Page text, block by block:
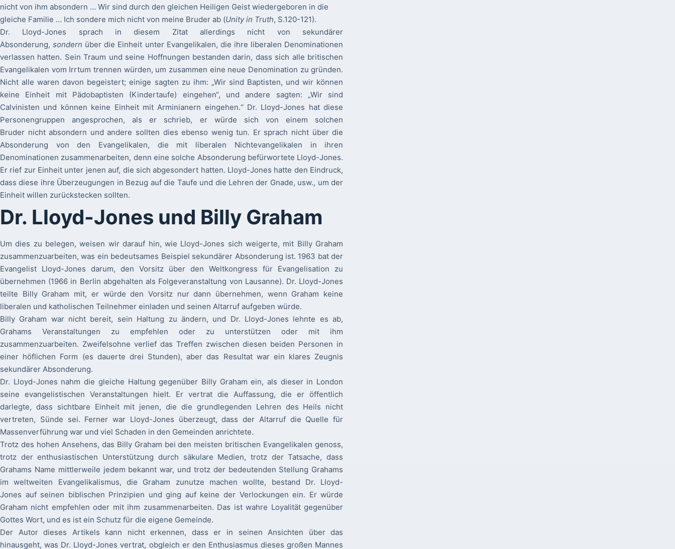
nicht von ihm absondern … Wir sind durch den gleichen Heiligen Geist wiedergeboren in die
gleiche Familie … Ich sondere mich nicht von meine Bruder ab (Unity in Truth, S.120-121).
Dr. Lloyd-Jones sprach in diesem Zitat allerdings nicht von sekundärer
Absonderung,sondern über die Einheit unter Evangelikalen, die ihre liberalen Denominationen
verlassen hatten. Sein Traum und seine Hoffnungen bestanden darin, dass sich alle britischen
Evangelikalen vom Irrtum trennen würden, um zusammen eine neue Denomination zu gründen.
Nicht alle waren davon begeistert; einige sagten zu ihm: „Wir sind Baptisten, und wir können
keine Einheit mit Pädobaptisten (Kindertaufe) eingehen“, und andere sagten: „Wir sind
Calvinisten und können keine Einheit mit Arminianern eingehen.“ Dr. Lloyd-Jones hat diese
Personengruppen angesprochen, als er schrieb, er würde sich von einem solchen
Bruder nicht absondern und andere sollten dies ebenso wenig tun. Er sprach nicht über die
Absonderung von den Evangelikalen, die mit liberalen Nichtevangelikalen in ihren
Denominationen zusammenarbeiten, denn eine solche Absonderung befürwortete Lloyd-Jones.
Er rief zur Einheit unter jenen auf, die sich abgesondert hatten. Lloyd-Jones hatte den Eindruck,
dass diese ihre Überzeugungen in Bezug auf die Taufe und die Lehren der Gnade, usw., um der
Einheit willen zurückstecken sollten.
Dr. Lloyd-Jones und Billy Graham
Um dies zu belegen, weisen wir darauf hin, wie Lloyd-Jones sich weigerte, mit Billy Graham
zusammenzuarbeiten, was ein bedeutsames Beispiel sekundärer Absonderung ist. 1963 bat der
Evangelist Lloyd-Jones darum, den Vorsitz über den Weltkongress für Evangelisation zu
übernehmen (1966 in Berlin abgehalten als Folgeveranstaltung von Lausanne). Dr. Lloyd-Jones
teilte Billy Graham mit, er würde den Vorsitz nur dann übernehmen, wenn Graham keine
liberalen und katholischen Teilnehmer einladen und seinen Altarruf aufgeben würde.
Billy Graham war nicht bereit, sein Haltung zu ändern, und Dr. Lloyd-Jones lehnte es ab,
Grahams Veranstaltungen zu empfehlen oder zu unterstützen oder mit ihm
zusammenzuarbeiten. Zweifelsohne verlief das Treffen zwischen diesen beiden Personen in
einer höflichen Form (es dauerte drei Stunden), aber das Resultat war ein klares Zeugnis
sekundärer Absonderung.
Dr. Lloyd-Jones nahm die gleiche Haltung gegenüber Billy Graham ein, als dieser in London
seine evangelistischen Veranstaltungen hielt. Er vertrat die Auffassung, die er öffentlich
darlegte, dass sichtbare Einheit mit jenen, die die grundlegenden Lehren des Heils nicht
vertreten, Sünde sei. Ferner war Lloyd-Jones überzeugt, dass der Altarruf die Quelle für
Massenverführung war und viel Schaden in den Gemeinden anrichtete.
Trotz des hohen Ansehens, das Billy Graham bei den meisten britischen Evangelikalen genoss,
trotz der enthusiastischen Unterstützung durch säkulare Medien, trotz der Tatsache, dass
Grahams Name mittlerweile jedem bekannt war, und trotz der bedeutenden Stellung Grahams
im weltweiten Evangelikalismus, die Graham zunutze machen wollte, bestand Dr. Lloyd-
Jones auf seinen biblischen Prinzipien und ging auf keine der Verlockungen ein. Er würde
Graham nicht empfehlen oder mit ihm zusammenarbeiten. Das ist wahre Loyalität gegenüber
Gottes Wort, und es ist ein Schutz für die eigene Gemeinde.
Der Autor dieses Artikels kann nicht erkennen, dass er in seinen Ansichten über das
hinausgeht, was Dr. Lloyd-Jones vertrat, obgleich er den Enthusiasmus dieses großen Mannes